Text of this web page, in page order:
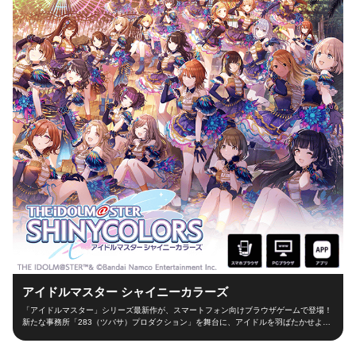
アイドルマスター シャイニーカラーズ
「アイドルマスター」シリーズ最新作が、スマートフォン向けブラウザゲームで登場！
新たな事務所「283（ツバサ）プロダクション」を舞台に、アイドルを羽ばたかせよ